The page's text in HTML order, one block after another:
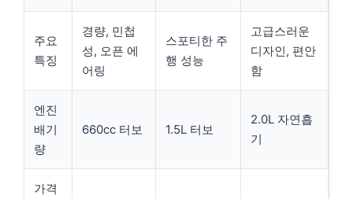
주요
특징
경량, 민첩
성, 오픈 에
어링
스포티한 주
행 성능
고급스러운
디자인, 편안
함
엔진
배기
량
660cc 터보 1.5L 터보
2.0L 자연흡
기
가격